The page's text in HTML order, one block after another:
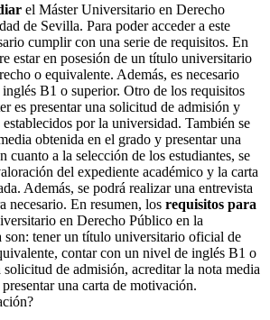
el Máster Universitario en Derecho
de Sevilla. Para poder acceder a este
cumplir con una serie de requisitos. En
estar en posesión de un título universitario
o equivalente. Además, es necesario
B1 o superior. Otro de los requisitos
es presentar una solicitud de admisión y
por la universidad. También se
obtenida en el grado y presentar una
cuanto a la selección de los estudiantes, se
del expediente académico y la carta
Además, se podrá realizar una entrevista
necesario. En resumen, los requisitos para
en Derecho Público en la
tener un título universitario oficial de
contar con un nivel de inglés B1 o
solicitud de admisión, acreditar la nota media
una carta de motivación.